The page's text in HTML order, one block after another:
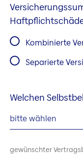
Kombinierte
Separierte
Welchen
bitte wählen
gewünschter